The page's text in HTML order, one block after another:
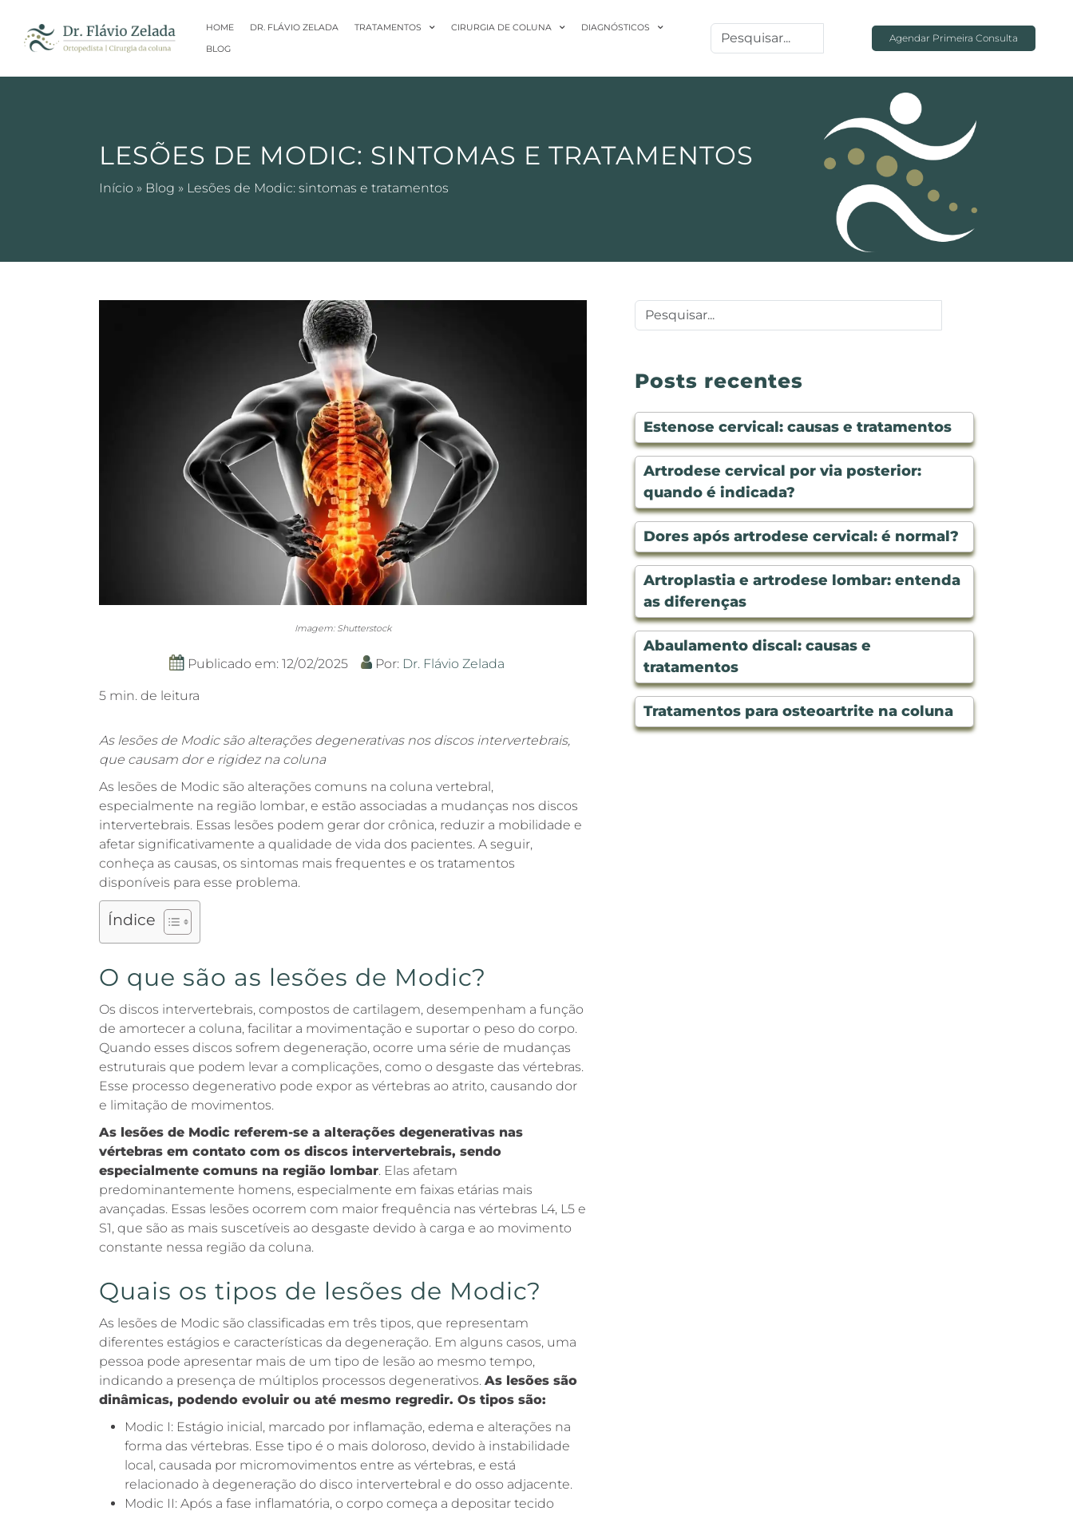
HOME DR. FLÁVIO ZELADA TRATAMENTOS CIRURGIA DE COLUNA DIAGNÓSTICOS
BLOG
Agendar Primeira Consulta
LESÕES DE MODIC: SINTOMAS E TRATAMENTOS
Início » Blog » Lesões de Modic: sintomas e tratamentos
Imagem: Shutterstock
Publicado em: 12/02/2025 Por: Dr. Flávio Zelada
5 min. de leitura
As lesões de Modic são alterações degenerativas nos discos intervertebrais,
que causam dor e rigidez na coluna
As lesões de Modic são alterações comuns na coluna vertebral,
especialmente na região lombar, e estão associadas a mudanças nos discos
intervertebrais. Essas lesões podem gerar dor crônica, reduzir a mobilidade e
afetar significativamente a qualidade de vida dos pacientes. A seguir,
conheça as causas, os sintomas mais frequentes e os tratamentos
disponíveis para esse problema.
Índice
O que são as lesões de Modic?
Os discos intervertebrais, compostos de cartilagem, desempenham a função
de amortecer a coluna, facilitar a movimentação e suportar o peso do corpo.
Quando esses discos sofrem degeneração, ocorre uma série de mudanças
estruturais que podem levar a complicações, como o desgaste das vértebras.
Esse processo degenerativo pode expor as vértebras ao atrito, causando dor
e limitação de movimentos.
As lesões de Modic referem-se a alterações degenerativas nas
vértebras em contato com os discos intervertebrais, sendo
especialmente comuns na região lombar. Elas afetam
predominantemente homens, especialmente em faixas etárias mais
avançadas. Essas lesões ocorrem com maior frequência nas vértebras L4, L5 e
S1, que são as mais suscetíveis ao desgaste devido à carga e ao movimento
constante nessa região da coluna.
Quais os tipos de lesões de Modic?
As lesões de Modic são classificadas em três tipos, que representam
diferentes estágios e características da degeneração. Em alguns casos, uma
pessoa pode apresentar mais de um tipo de lesão ao mesmo tempo,
indicando a presença de múltiplos processos degenerativos. As lesões são
dinâmicas, podendo evoluir ou até mesmo regredir. Os tipos são:
Modic I: Estágio inicial, marcado por inflamação, edema e alterações na
forma das vértebras. Esse tipo é o mais doloroso, devido à instabilidade
local, causada por micromovimentos entre as vértebras, e está
relacionado à degeneração do disco intervertebral e do osso adjacente.
Modic II: Após a fase inflamatória, o corpo começa a depositar tecido
Posts recentes
Estenose cervical: causas e tratamentos
Artrodese cervical por via posterior:
quando é indicada?
Dores após artrodese cervical: é normal?
Artroplastia e artrodese lombar: entenda
as diferenças
Abaulamento discal: causas e
tratamentos
Tratamentos para osteoartrite na coluna